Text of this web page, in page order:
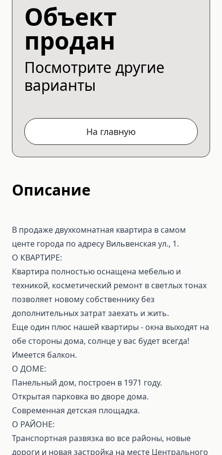
Объект
продан
Посмотрите другие
варианты
На главную
Описание
В продаже двухкомнатная квартира в самом
центе города по адресу Вильвенская ул., 1.
О КВАРТИРЕ:
Квартира полностью оснащена мебелью и
техникой, косметический ремонт в светлых тонах
позволяет новому собственнику без
дополнительных затрат заехать и жить.
Еще один плюс нашей квартиры - окна выходят на
обе стороны дома, солнце у вас будет всегда!
Имеется балкон.
О ДОМЕ:
Панельный дом, построен в 1971 году.
Открытая парковка во дворе дома.
Cовременная детская площадка.
О РАЙОНЕ:
Транспортная развязка во все районы, новые
дороги и новая застройка на месте Центрального